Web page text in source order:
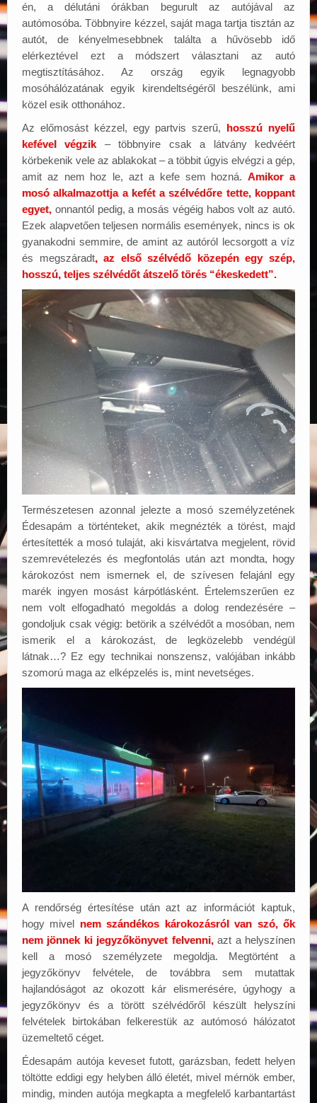
én, a délutáni órákban begurult az autójával az
autómosóba. Többnyire kézzel, saját maga tartja tisztán az
autót, de kényelmesebbnek találta a hűvösebb idő
elérkeztével ezt a módszert választani az autó
megtisztításához. Az ország egyik legnagyobb
mosóhálózatának egyik kirendeltségéről beszélünk, ami
közel esik otthonához.
Az előmosást kézzel, egy partvis szerű, hosszú nyelű
kefével végzik – többnyire csak a látvány kedvéért
körbekenik vele az ablakokat – a többit úgyis elvégzi a gép,
amit az nem hoz le, azt a kefe sem hozná.Amikor a
mosó alkalmazottja a kefét a szélvédőre tette, koppant
egyet, onnantól pedig, a mosás végéig habos volt az autó.
Ezek alapvetően teljesen normális események, nincs is ok
gyanakodni semmire, de amint az autóról lecsorgott a víz
és megszáradt, az első szélvédő közepén egy szép,
hosszú, teljes szélvédőt átszelő törés “ékeskedett”.
Természetesen azonnal jelezte a mosó személyzetének
Édesapám a történteket, akik megnézték a törést, majd
értesítették a mosó tulaját, aki kisvártatva megjelent, rövid
szemrevételezés és megfontolás után azt mondta, hogy
károkozóst nem ismernek el, de szívesen felajánl egy
marék ingyen mosást kárpótlásként. Értelemszerűen ez
nem volt elfogadható megoldás a dolog rendezésére –
gondoljuk csak végig: betörik a szélvédőt a mosóban, nem
ismerik el a károkozást, de legközelebb vendégül
látnak…? Ez egy technikai nonszensz, valójában inkább
szomorú maga az elképzelés is, mint nevetséges.
A rendőrség értesítése után azt az információt kaptuk,
hogy mivel nem szándékos károkozásról van szó, ők
nem jönnek ki jegyzőkönyvet felvenni,azt a helyszínen
kell a mosó személyzete megoldja. Megtörtént a
jegyzőkönyv felvétele, de továbbra sem mutattak
hajlandóságot az okozott kár elismerésére, úgyhogy a
jegyzőkönyv és a törött szélvédőről készült helyszíni
felvételek birtokában felkerestük az autómosó hálózatot
üzemeltető céget.
Édesapám autója keveset futott, garázsban, fedett helyen
töltötte eddigi egy helyben álló életét, mivel mérnök ember,
mindig, minden autója megkapta a megfelelő karbantartást